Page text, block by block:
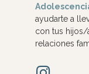
ayudarte a
con tus hijos/
relaciones